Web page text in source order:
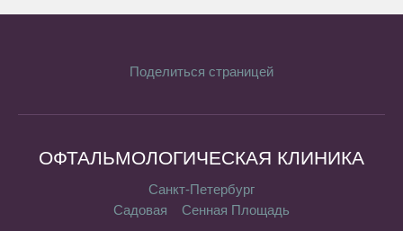
Поделиться страницей
ОФТАЛЬМОЛОГИЧЕСКАЯ КЛИНИКА
Санкт-Петербург
Садовая
Сенная Площадь